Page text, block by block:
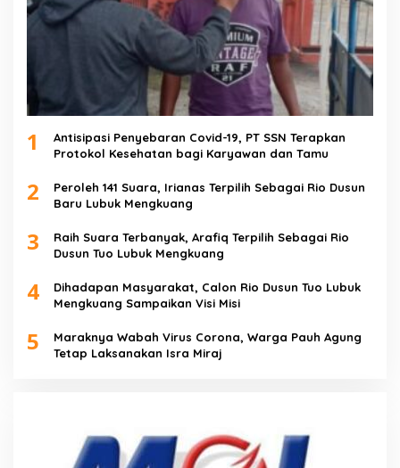
1
Antisipasi Penyebaran Covid-19, PT SSN Terapkan
Protokol Kesehatan bagi Karyawan dan Tamu
2
Peroleh 141 Suara, Irianas Terpilih Sebagai Rio Dusun
Baru Lubuk Mengkuang
3
Raih Suara Terbanyak, Arafiq Terpilih Sebagai Rio
Dusun Tuo Lubuk Mengkuang
4
Dihadapan Masyarakat, Calon Rio Dusun Tuo Lubuk
Mengkuang Sampaikan Visi Misi
5
Maraknya Wabah Virus Corona, Warga Pauh Agung
Tetap Laksanakan Isra Miraj